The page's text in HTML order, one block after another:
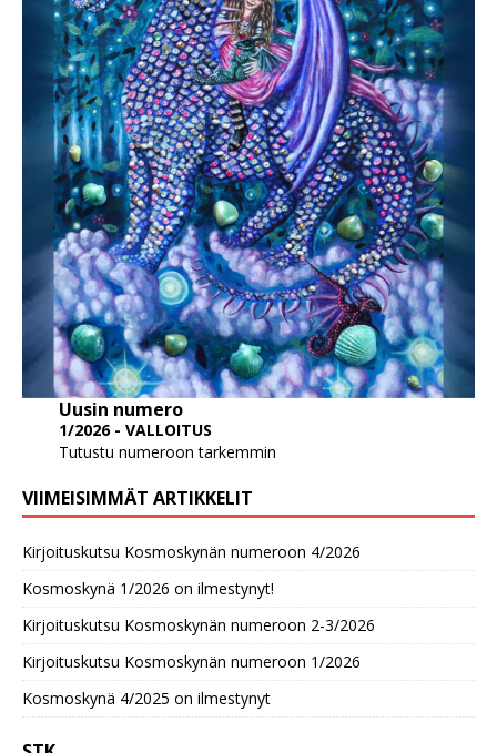
Uusin numero
1/2026 - VALLOITUS
Tutustu numeroon tarkemmin
VIIMEISIMMÄT ARTIKKELIT
Kirjoituskutsu Kosmoskynän numeroon 4/2026
Kosmoskynä 1/2026 on ilmestynyt!
Kirjoituskutsu Kosmoskynän numeroon 2-3/2026
Kirjoituskutsu Kosmoskynän numeroon 1/2026
Kosmoskynä 4/2025 on ilmestynyt